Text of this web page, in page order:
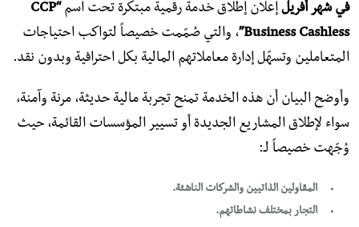
في شهر أفريلإعلان إطلاق خدمة رقمية مبتكرة تحت اسم “CCP
Business Cashless” ، والتي صُمّمت خصيصاً لتواكب احتياجات
المتعاملين وتسهّل إدارة معاملاتهم المالية بكل احترافية وبدون نقد.
​وأوضح البيان أن هذه الخدمة تمنح تجربة مالية حديثة، مرنة وآمنة،
سواء لإطلاق المشاريع الجديدة أو تسيير المؤسسات القائمة، حيث
وُجّهت خصيصاً لـ:
المقاولين الذاتيين والشركات الناشئة.
التجار بمختلف نشاطاتهم.